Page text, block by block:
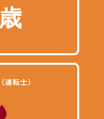
歳
（運転士）